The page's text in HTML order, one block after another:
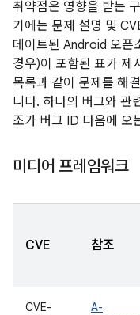
취약점은 영향을 받는
기에는 문제 설명 및
데이트된 Android 오픈
경우)이 포함된 표가 제
목록과 같이 문제를 해
니다. 하나의 버그와 관
조가 버그 ID 다음에 오
미디어 프레임워크
CVE 참조
CVE-
A-